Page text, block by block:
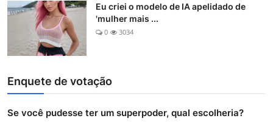
Eu criei o modelo de IA apelidado de
'mulher mais ...
0 3034
Enquete de votação
Se você pudesse ter um superpoder, qual escolheria?